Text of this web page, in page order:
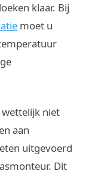
klaar. Bij
moet u
wettelijk niet
aan
uitgevoerd
Dit